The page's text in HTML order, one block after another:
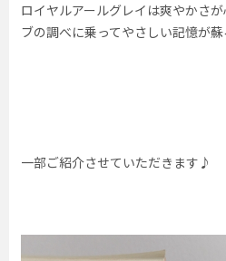
ロイヤルアールグレイは爽やかさ
ブの調べに乗ってやさしい記憶が蘇
一部ご紹介させていただきます♪